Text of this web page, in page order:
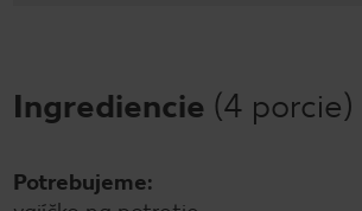
Ingrediencie (4 porcie)
Potrebujeme: